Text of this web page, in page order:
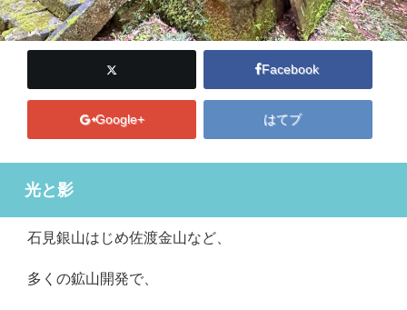
Facebook
Google+ はてブ
光と影
石見銀山はじめ佐渡金山など、
多くの鉱山開発で、